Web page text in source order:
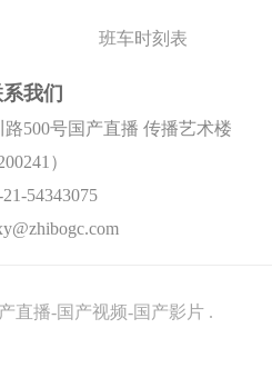
班车时刻表
我们
500号国产直播 传播艺术楼
）
54343075
直播-国产视频-国产影片 .